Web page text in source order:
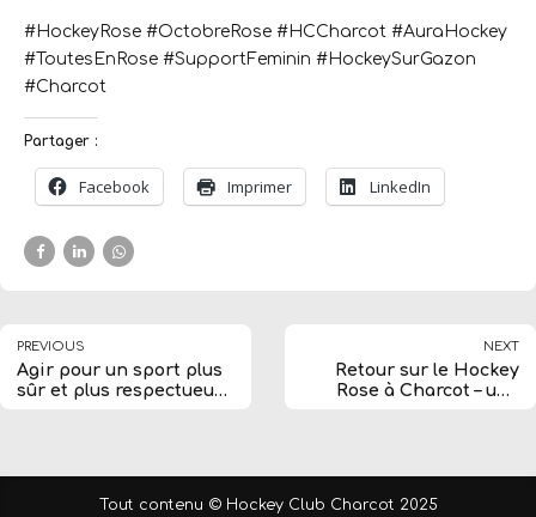
#HockeyRose #OctobreRose #HCCharcot #AuraHockey
#ToutesEnRose #SupportFeminin #HockeySurGazon
#Charcot
Partager :
Facebook Imprimer LinkedIn
PREVIOUS
Agir pour un sport plus
sûr et plus respectueux:
NEXT
Retour sur le Hockey
Rose à Charcot – une
Tout contenu © Hockey Club Charcot 2025